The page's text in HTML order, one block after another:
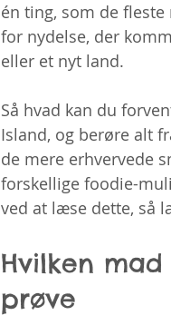
én ting, som de
for nydelse, der
eller et nyt land.
Så hvad kan du
Island, og berøre alt
de mere erhvervede
forskellige foodie-
ved at læse dette, så
Hvilken
prøve